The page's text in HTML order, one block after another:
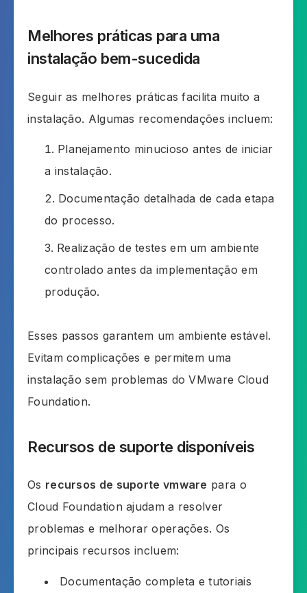
Melhores práticas para uma
instalação bem-sucedida
Seguir as melhores práticas facilita muito a
instalação. Algumas recomendações incluem:
Planejamento minucioso antes de iniciar
a instalação.
Documentação detalhada de cada etapa
do processo.
Realização de testes em um ambiente
controlado antes da implementação em
produção.
Esses passos garantem um ambiente estável.
Evitam complicações e permitem uma
instalação sem problemas do VMware Cloud
Foundation.
Recursos de suporte disponíveis
Os recursos de suporte vmware para o
Cloud Foundation ajudam a resolver
problemas e melhorar operações. Os
principais recursos incluem:
Documentação completa e tutoriais